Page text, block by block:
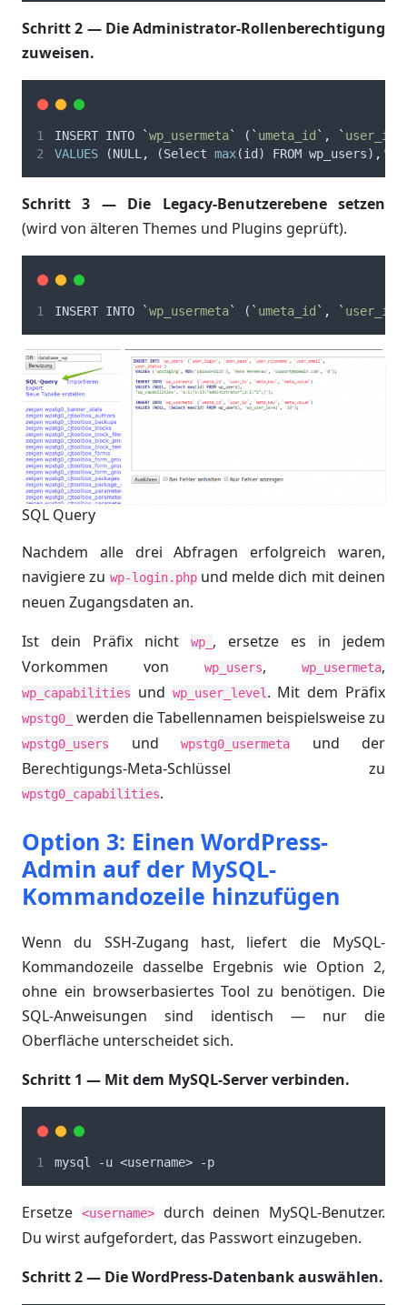
Schritt 2 — Die Administrator-Rollenberechtigung
zuweisen.
INSERT INTO `wp_usermeta` ( ` umeta_id ` , ` user_id
VALUES (NULL, (Select max(id ) FROM wp_users) , '
Schritt 3 — Die Legacy-Benutzerebene setzen
(wird von älteren Themes und Plugins geprüft).
INSERT INTO `wp_usermeta` ( ` umeta_id ` , ` user_id
SQL Query
Nachdem alle drei Abfragen erfolgreich waren,
navigiere zu wp-login.phpund melde dich mit deinen
neuen Zugangsdaten an.
Ist dein Präfix nicht
wp_ , ersetze es in jedem
Vorkommen von
wp_users, wp_usermeta,
wp_capabilities und wp_user_level. Mit dem Präfix
wpstg0_ werden die Tabellennamen beispielsweise zu
wpstg0_users und wpstg0_usermeta
und der
Berechtigungs-Meta-Schlüssel zu
wpstg0_capabilities.
Option 3: Einen WordPress-
Admin auf der MySQL-
Kommandozeile hinzufügen
Wenn du SSH-Zugang hast, liefert die MySQL-
Kommandozeile dasselbe Ergebnis wie Option 2,
ohne ein browserbasiertes Tool zu benötigen. Die
SQL-Anweisungen sind identisch — nur die
Oberfläche unterscheidet sich.
Schritt 1 — Mit dem MySQL-Server verbinden.
mysql -u <username> -p
Ersetze <username>durch deinen MySQL-Benutzer.
Du wirst aufgefordert, das Passwort einzugeben.
Schritt 2 — Die WordPress-Datenbank auswählen.